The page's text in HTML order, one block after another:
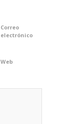
Correo
electrónico
Web